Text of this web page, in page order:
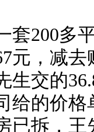
200多平
元，减
生交的
给的价
已拆，